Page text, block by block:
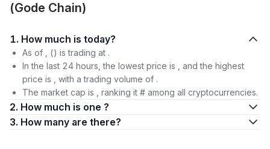
(Gode Chain)
1. How much is today?
As of , () is trading at .
In the last 24 hours, the lowest price is , and the highest
price is , with a trading volume of .
The market cap is , ranking it # among all cryptocurrencies.
2. How much is one ?
3. How many are there?